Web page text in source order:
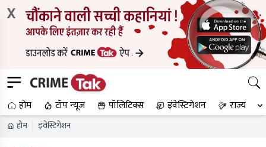
X
होम टॉप न्यूज पॉलिटिक्स इंवेस्टिगेशन राज्य
होम इंवेस्टिगेशन